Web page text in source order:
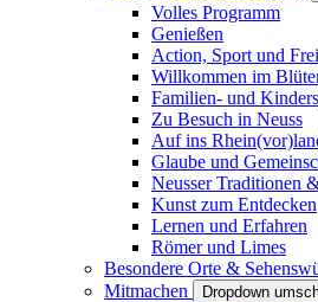
Volles Programm
Genießen
Action, Sport und
Willkommen im
Familien- und
Zu Besuch in Neuss
Auf ins
Glaube und
Neusser Traditionen
Kunst zum Entdecken
Lernen und Erfahren
Römer und Limes
Besondere Orte &
Mitmachen
Dropdown